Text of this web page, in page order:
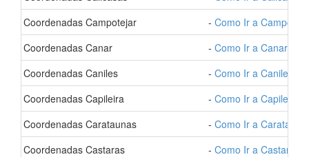
- Coordenadas Campotejar
- Como Ir a
- Coordenadas Canar
- Como Ir a Canar
- Coordenadas Caniles
- Como Ir a Caniles
- Coordenadas Capileira
- Como Ir a Capileira
- Coordenadas Carataunas
- Como Ir a
- Coordenadas Castaras
- Como Ir a Castaras